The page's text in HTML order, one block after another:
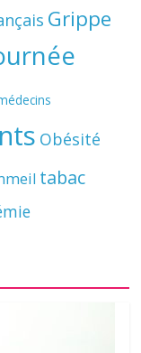
Grippe
Obésité
tabac